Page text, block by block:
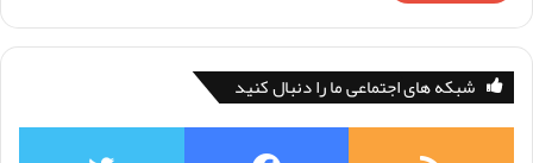
شبکه های اجتماعی ما را دنبال کنید